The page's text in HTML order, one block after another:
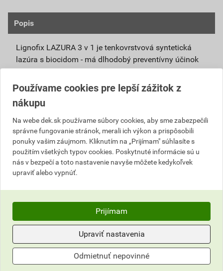
Popis
Lignofix LAZURA 3 v 1 je tenkovrstvová syntetická
lazúra s biocidom - má dlhodobý preventívny účinok
proti drevokazným hubám a plesniam. Je určená pre
dekoratívne nátery drevených povrchov v interiéri aj
exteriéri ako sú ploty, pergoly, chaty, záhradný nábytok,
okná, dvere, obloženie balkónov a fasád pod. Nie je
samostatne vhodná k náterom pochôdznych plôch.
Lazúra sa vyznačuje výbornou penetráciou do dreva,
zvýšenou vodoodpudivosťou, veľmi ľahkou obnovou
starého náteru a výbornou priľnavosťou ďalšieho
náteru. Výsledný náter pigmentovaných typov je
dlhodobo odolný voči poveternostným vplyvom a UV
žiareniu, nepraská a nelúpe sa. Bezfarebný odtieň nie
je vhodný pre nátery v exteriéri, pretože má slabý UV
filter a mohlo by dôjsť k poškodeniu dreva pod
náterom vplyvom slnečného žiarenia. Možno ho
použiť na zosvetlenie ostatných odtieňov.
UPOZORNENIE: Používajte biocídne výrobky
bezpečným spôsobom. Pred použitím si vždy
Používame cookies pre lepší zážitok z
nákupu
Na webe dek.sk používame súbory cookies, aby sme zabezpečili
správne fungovanie stránok, merali ich výkon a prispôsobili
ponuky vašim záujmom. Kliknutím na „Prijímam" súhlasíte s
použitím všetkých typov cookies. Poskytnuté informácie sú u
nás v bezpečí a toto nastavenie navyše môžete kedykoľvek
upraviť alebo vypnúť.
Prijímam
Upraviť nastavenia
Odmietnuť nepovinné